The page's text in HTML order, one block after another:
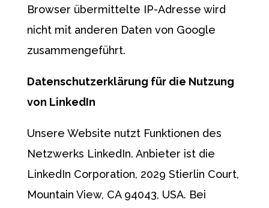
Browser übermittelte IP-Adresse wird
nicht mit anderen Daten von Google
zusammengeführt.
Datenschutzerklärung für die Nutzung
von LinkedIn
Unsere Website nutzt Funktionen des
Netzwerks LinkedIn. Anbieter ist die
LinkedIn Corporation, 2029 Stierlin Court,
Mountain View, CA 94043, USA. Bei